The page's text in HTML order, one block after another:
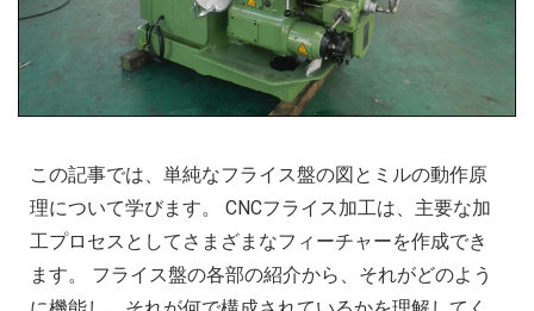
この記事では、単純なフライス盤の図とミルの動作原
理について学びます。 CNCフライス加工は、主要な加
工プロセスとしてさまざまなフィーチャーを作成でき
ます。 フライス盤の各部の紹介から、それがどのよう